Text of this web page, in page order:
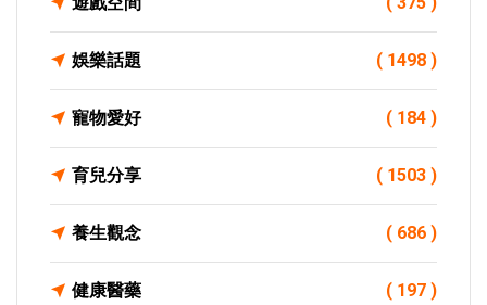
娛樂話題 ( 1498 )
寵物愛好 ( 184 )
育兒分享 ( 1503 )
養生觀念 ( 686 )
健康醫藥 ( 197 )